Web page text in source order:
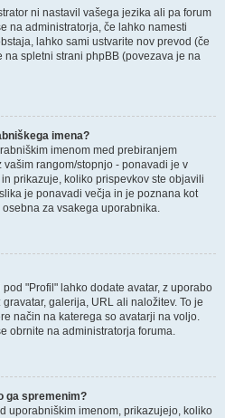
ni nastavil vašega jezika ali pa forum
na administratorja, če lahko namesti
lahko sami ustvarite nov prevod (če
spletni strani phpBB (povezava je na
imena?
imenom med prebiranjem
rangom/stopnjo - ponavadi je v
prikazuje, koliko prispevkov ste objavili
je ponavadi večja in je poznana kot
za vsakega uporabnika.
"Profil" lahko dodate avatar, z uporabo
galerija, URL ali naložitev. To je
način na katerega so avatarji na voljo.
obrnite na administratorja foruma.
ga spremenim?
uporabniškim imenom, prikazujejo, koliko